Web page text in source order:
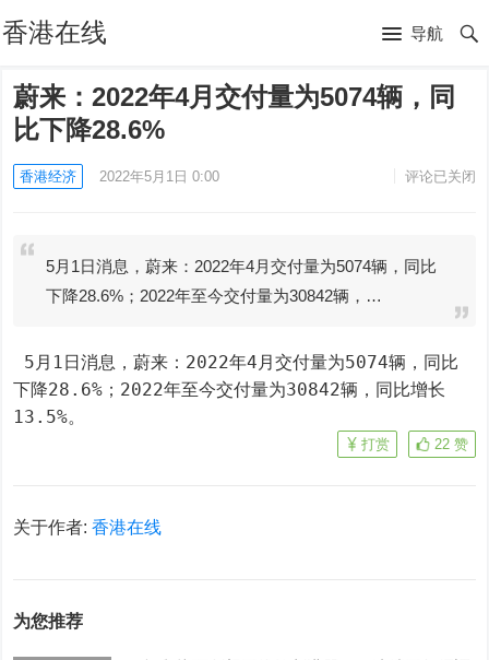
香港在线 导航
蔚来：2022年4月交付量为5074辆，同
比下降28.6%
香港经济 2022年5月1日 0:00 评论已关闭
5月1日消息，蔚来：2022年4月交付量为5074辆，同比
下降28.6%；2022年至今交付量为30842辆，…
下降28.6%；2022年至今交付量为30842辆，同比增长
13.5%。
22 赞
打赏
关于作者:香港在线
为您推荐